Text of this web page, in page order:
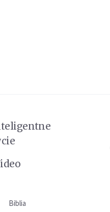
Biblia